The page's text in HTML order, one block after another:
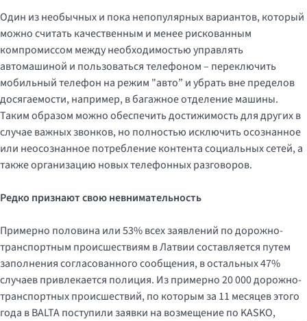
Один из необычных и пока непопулярных вариантов, который
можно считать качественным и менее рискованным
компромиссом между необходимостью управлять
автомашиной и пользоваться телефоном – переключить
мобильный телефон на режим "авто” и убрать вне пределов
досягаемости, например, в багажное отделение машины.
Таким образом можно обеспечить достижимость для других в
случае важных звонков, но полностью исключить осознанное
или неосознанное потребление контента социальных сетей, а
также организацию новых телефонных разговоров.
Редко признают свою невнимательность
Примерно половина или 53% всех заявлений по дорожно-
транспортным происшествиям в Латвии составляется путем
заполнения согласованного сообщения, в остальных 47%
случаев привлекается полиция. Из примерно 20 000 дорожно-
транспортных происшествий, по которым за 11 месяцев этого
года в BALTA поступили заявки на возмещение по KASKO,